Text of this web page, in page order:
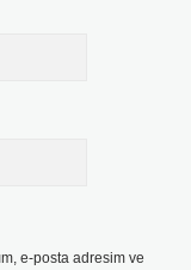
e-posta adresim ve